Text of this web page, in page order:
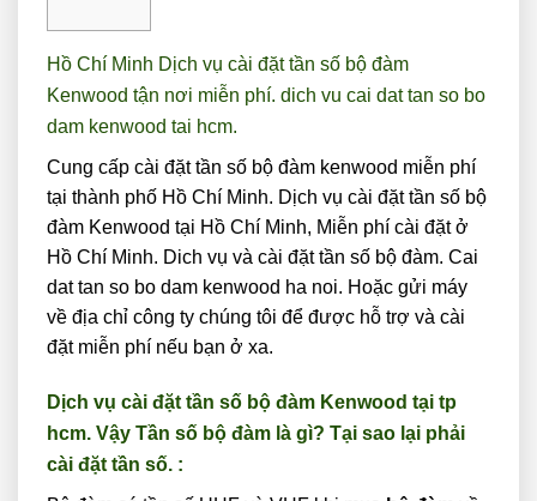
Hồ Chí Minh Dịch vụ cài đặt tần số bộ đàm
Kenwood tận nơi miễn phí. dich vu cai dat tan so bo
dam kenwood tai hcm.
Cung cấp cài đặt tần số bộ đàm kenwood miễn phí
tại thành phố Hồ Chí Minh. Dịch vụ cài đặt tần số bộ
đàm Kenwood tại Hồ Chí Minh, Miễn phí cài đặt ở
Hồ Chí Minh. Dich vụ và cài đặt tần số bộ đàm. Cai
dat tan so bo dam kenwood ha noi. Hoặc gửi máy
về địa chỉ công ty chúng tôi để được hỗ trợ và cài
đặt miễn phí nếu bạn ở xa.
Dịch vụ cài đặt tần số bộ đàm Kenwood tại tp
hcm. Vậy Tần số bộ đàm là gì? Tại sao lại phải
cài đặt tần số. :